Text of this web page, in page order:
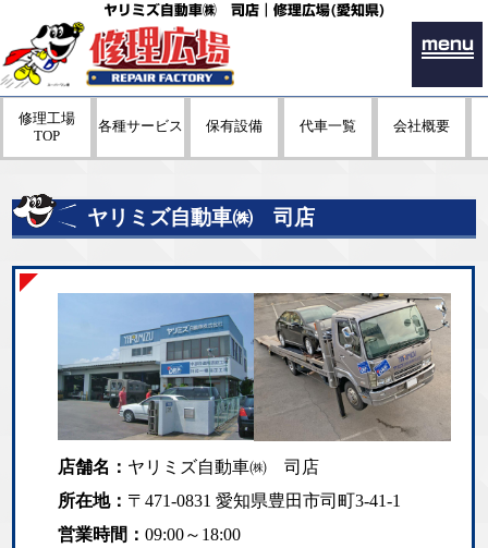
ヤリミズ自動車㈱ 司店｜修理広場(愛知県)
menu
修理工場
TOP
各種サービス 保有設備 代車一覧 会社概要
ヤリミズ自動車㈱ 司店
店舗名： ヤリミズ自動車㈱ 司店
所在地： 〒471-0831 愛知県豊田市司町3-41-1
営業時間：09:00～18:00